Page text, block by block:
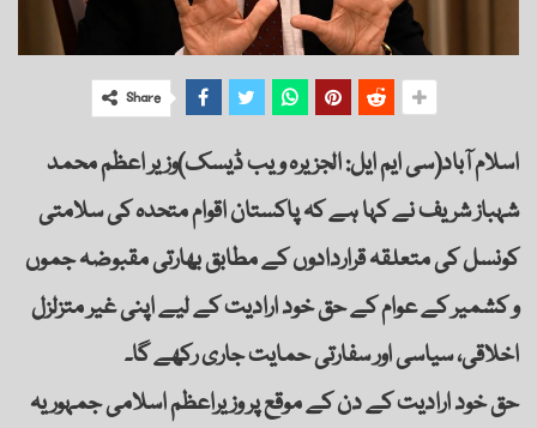
Share
اسلام آباد(سی ایم ایل: الجزیرہ ویب ڈیسک)وزیر اعظم محمد
شہباز شریف نے کہا ہے کہ پاکستان اقوام متحدہ کی سلامتی
کونسل کی متعلقہ قراردادوں کے مطابق بھارتی مقبوضہ جموں
و کشمیر کے عوام کے حق خود ارادیت کے لیے اپنی غیر متزلزل
اخلاقی، سیاسی اور سفارتی حمایت جاری رکھے گا۔
حق خود ارادیت کے دن کے موقع پر وزیراعظم اسلامی جمہوریہ